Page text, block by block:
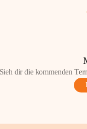
dir die kommenden